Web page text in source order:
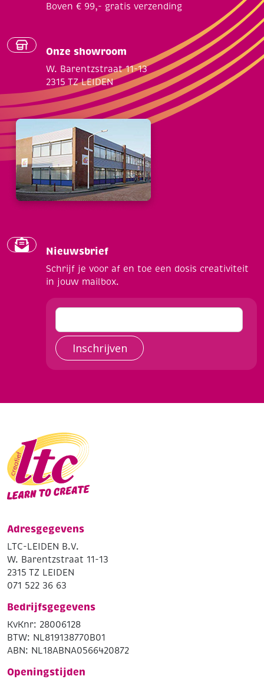
Boven € 99,- gratis verzending
Onze showroom
W. Barentzstraat 11-13
2315 TZ LEIDEN
Nieuwsbrief
Schrijf je voor af en toe een dosis creativiteit
in jouw mailbox.
Inschrijven
Adresgegevens
LTC-LEIDEN B.V.
W. Barentzstraat 11-13
2315 TZ LEIDEN
071 522 36 63
Bedrijfsgegevens
KvKnr: 28006128
BTW: NL819138770B01
ABN: NL18ABNA0566420872
Openingstijden